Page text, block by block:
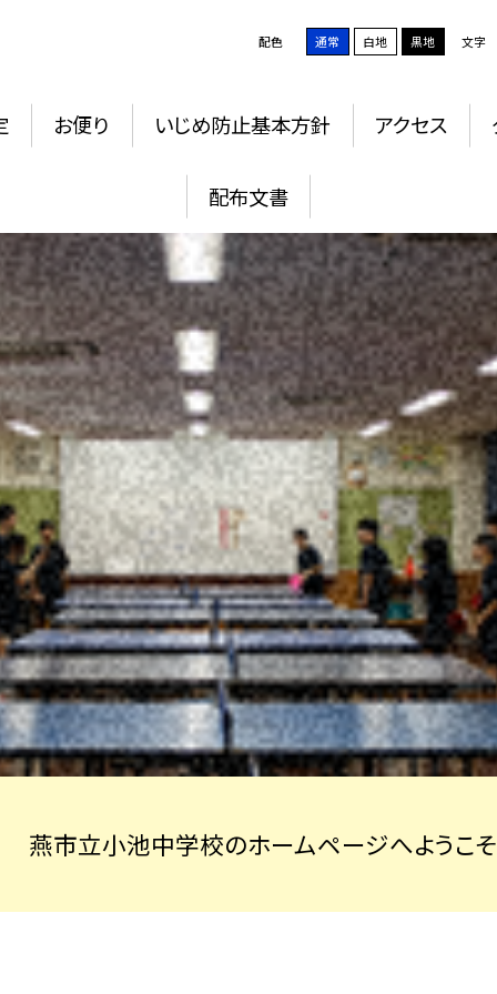
配色 通常 白地 黒地 文字
お便り いじめ防止基本方針 アクセス
配布文書
燕市立小池中学校のホームページへようこそ